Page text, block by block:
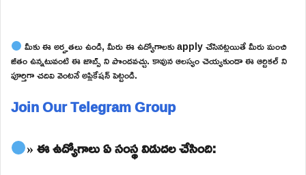
మీకు ఈ అర్హతలు ఉండి, మీరు ఈ ఉద్యోగాలకు apply చేసినట్లయితే మీరు మంచి
జీతం ఉన్నటువంటి ఈ జాబ్స్ ని పొందవచ్చు. కావున ఆలస్యం చెయ్యకుండా ఈ ఆర్టికల్ ని
పూర్తిగా చదివి వెంటనే అప్లికేషన్ పెట్టండి.
Join Our Telegram Group
» ఈ ఉద్యోగాలు ఏ సంస్థ విడుదల చేసింది: